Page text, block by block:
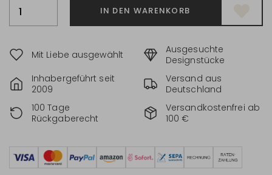
IN DEN WARENKORB
Mit Liebe ausgewählt
Ausgesuchte
Designstücke
Inhabergeführt seit
2009
Versand aus
Deutschland
100 Tage
Rückgaberecht
Versandkostenfrei ab
100 €